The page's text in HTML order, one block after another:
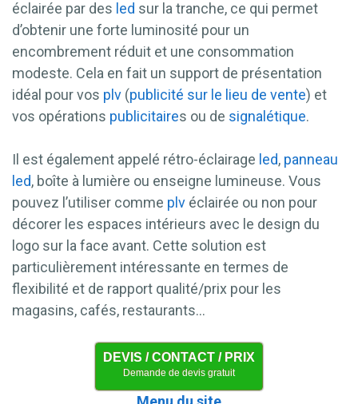
éclairée par des led sur la tranche, ce qui permet
d’obtenir une forte luminosité pour un
encombrement réduit et une consommation
modeste. Cela en fait un support de présentation
idéal pour vos plv (publicité sur le lieu de vente) et
vos opérations publicitaires ou de signalétique.
Il est également appelé rétro-éclairage led, panneau
led, boîte à lumière ou enseigne lumineuse. Vous
pouvez l’utiliser comme plv éclairée ou non pour
décorer les espaces intérieurs avec le design du
logo sur la face avant. Cette solution est
particulièrement intéressante en termes de
flexibilité et de rapport qualité/prix pour les
magasins, cafés, restaurants…
DEVIS / CONTACT / PRIX
Demande de devis gratuit